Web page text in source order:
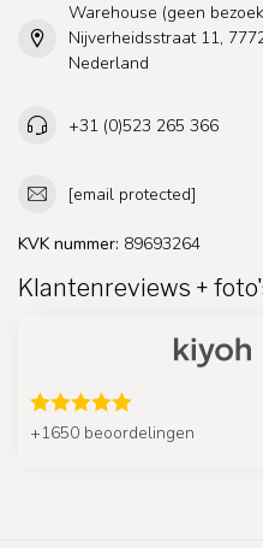
Warehouse (geen
Nijverheidsstraat 11,
Nederland
+31 (0)523 265 366
[email protected]
KVK nummer: 89693264
Klantenreviews +
+1650 beoordelingen